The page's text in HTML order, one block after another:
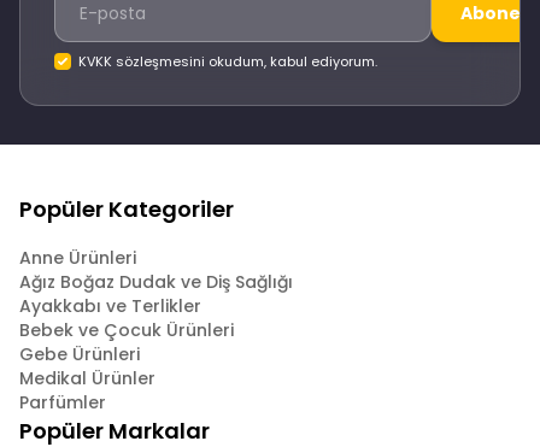
Abone
KVKK sözleşmesini okudum, kabul ediyorum.
Popüler Kategoriler
Anne Ürünleri
Ağız Boğaz Dudak ve Diş Sağlığı
Ayakkabı ve Terlikler
Bebek ve Çocuk Ürünleri
Gebe Ürünleri
Medikal Ürünler
Parfümler
Popüler Markalar